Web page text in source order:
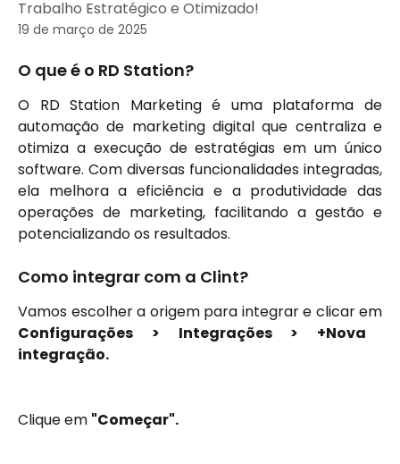
Trabalho Estratégico e Otimizado!
19 de março de 2025
O que é o RD Station?
O RD Station Marketing é uma plataforma de
automação de marketing digital que centraliza e
otimiza a execução de estratégias em um único
software. Com diversas funcionalidades integradas,
ela melhora a eficiência e a produtividade das
operações de marketing, facilitando a gestão e
potencializando os resultados.
Como integrar com a Clint?
Vamos escolher a origem para integrar e clicar em
Configurações > Integrações > +Nova
integração.
Clique em "Começar".